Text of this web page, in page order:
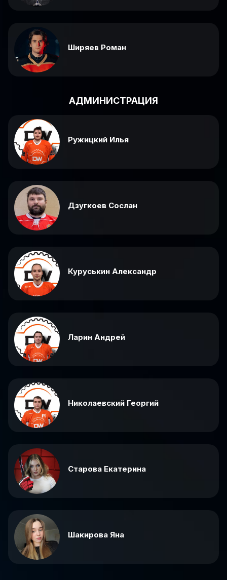
Ширяев Роман
АДМИНИСТРАЦИЯ
Ружицкий Илья
Дзугкоев Сослан
Куруськин Александр
Ларин Андрей
Николаевский Георгий
Старова Екатерина
Шакирова Яна